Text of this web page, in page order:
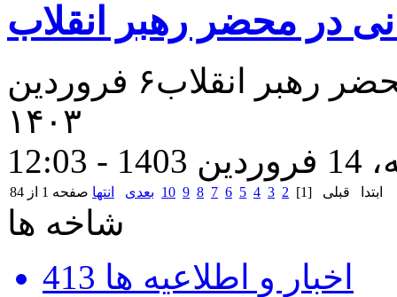
در محضر رهبر انقلاب
شعرخوانی محسن کاویانی در محضر رهبر انقلاب۶ فروردین
۱۴۰۳
صفحه 1 از 84 ابتدا قبلی [1]
2
3
4
5
6
7
8
9
10 بعدی انتها
شاخه ها
اخبار و اطلاعیه ها 413